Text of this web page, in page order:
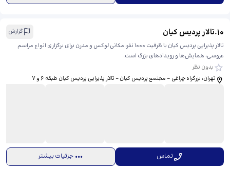
10
.تالار پردیس کیان
گزارش
تالار پذیرایی پردیس کیان با ظرفیت ۱۰۰۰ نفر، مکانی لوکس و مدرن برای برگزاری انواع مراسم
عروسی، همایش‌ها و رویدادهای بزرگ است.
بدون نظر
تهران، بزرگراه چراغی - مجتمع پردیس کیان – تالار پذیرایی پردیس کیان طبقه 6 و 7
تماس جزئیات بیشتر